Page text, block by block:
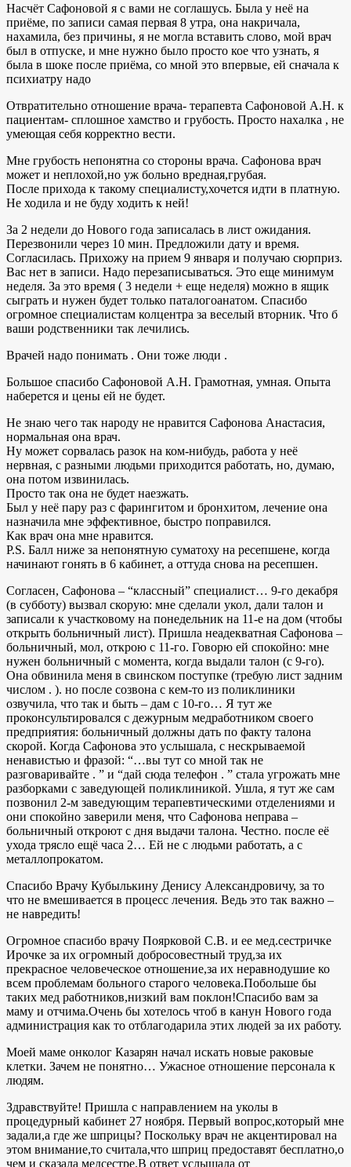
Насчёт Сафоновой я с вами не соглашусь. Была у неё на
приёме, по записи самая первая 8 утра, она накричала,
нахамила, без причины, я не могла вставить слово, мой врач
был в отпуске, и мне нужно было просто кое что узнать, я
была в шоке после приёма, со мной это впервые, ей сначала к
психиатру надо
Отвратительно отношение врача- терапевта Сафоновой А.Н. к
пациентам- сплошное хамство и грубость. Просто нахалка , не
умеющая себя корректно вести.
Мне грубость непонятна со стороны врача. Сафонова врач
может и неплохой,но уж больно вредная,грубая.
После прихода к такому специалисту,хочется идти в платную.
Не ходила и не буду ходить к ней!
За 2 недели до Нового года записалась в лист ожидания.
Перезвонили через 10 мин. Предложили дату и время.
Согласилась. Прихожу на прием 9 января и получаю сюрприз.
Вас нет в записи. Надо перезаписываться. Это еще минимум
неделя. За это время ( 3 недели + еще неделя) можно в ящик
сыграть и нужен будет только паталогоанатом. Спасибо
огромное специалистам колцентра за веселый вторник. Что б
ваши родственники так лечились.
Врачей надо понимать . Они тоже люди .
Большое спасибо Сафоновой А.Н. Грамотная, умная. Опыта
наберется и цены ей не будет.
Не знаю чего так народу не нравится Сафонова Анастасия,
нормальная она врач.
Ну может сорвалась разок на ком-нибудь, работа у неё
нервная, с разными людьми приходится работать, но, думаю,
она потом извинилась.
Просто так она не будет наезжать.
Был у неё пару раз с фарингитом и бронхитом, лечение она
назначила мне эффективное, быстро поправился.
Как врач она мне нравится.
P.S. Балл ниже за непонятную суматоху на ресепшене, когда
начинают гонять в 6 кабинет, а оттуда снова на ресепшен.
Согласен, Сафонова – “классный” специалист… 9-го декабря
(в субботу) вызвал скорую: мне сделали укол, дали талон и
записали к участковому на понедельник на 11-е на дом (чтобы
открыть больничный лист). Пришла неадекватная Сафонова –
больничный, мол, открою с 11-го. Говорю ей спокойно: мне
нужен больничный с момента, когда выдали талон (с 9-го).
Она обвинила меня в свинском поступке (требую лист задним
числом . ). но после созвона с кем-то из поликлиники
озвучила, что так и быть – дам с 10-го… Я тут же
проконсультировался с дежурным медработником своего
предприятия: больничный должны дать по факту талона
скорой. Когда Сафонова это услышала, с нескрываемой
ненавистью и фразой: “…вы тут со мной так не
разговаривайте . ” и “дай сюда телефон . ” стала угрожать мне
разборками с заведующей поликлиникой. Ушла, я тут же сам
позвонил 2-м заведующим терапевтическими отделениями и
они спокойно заверили меня, что Сафонова неправа –
больничный откроют с дня выдачи талона. Честно. после её
ухода трясло ещё часа 2… Ей не с людьми работать, а с
металлопрокатом.
Спасибо Врачу Кубылькину Денису Александровичу, за то
что не вмешивается в процесс лечения. Ведь это так важно –
не навредить!
Огромное спасибо врачу Поярковой С.В. и ее мед.сестричке
Ирочке за их огромный добросовестный труд,за их
прекрасное человеческое отношение,за их неравнодушие ко
всем проблемам больного старого человека.Побольше бы
таких мед работников,низкий вам поклон!Спасибо вам за
маму и отчима.Очень бы хотелось чтоб в канун Нового года
администрация как то отблагодарила этих людей за их работу.
Моей маме онколог Казарян начал искать новые раковые
клетки. Зачем не понятно… Ужасное отношение персонала к
людям.
Здравствуйте! Пришла с направлением на уколы в
процедурный кабинет 27 ноября. Первый вопрос,который мне
задали,а где же шприцы? Поскольку врач не акцентировал на
этом внимание,то считала,что шприц предоставят бесплатно,о
чем и сказала медсестре.В ответ услышала от